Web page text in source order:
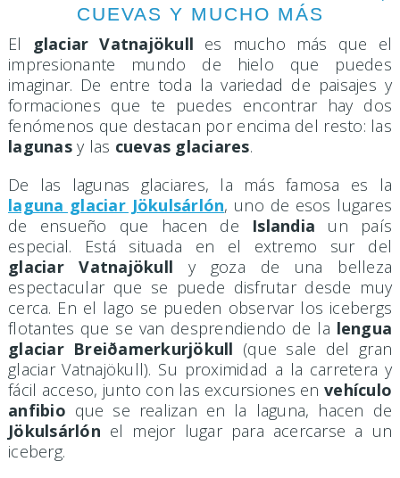
CUEVAS Y MUCHO MÁS
El glaciar Vatnajökull es mucho más que el
impresionante mundo de hielo que puedes
imaginar. De entre toda la variedad de paisajes y
formaciones que te puedes encontrar hay dos
fenómenos que destacan por encima del resto: las
lagunasy las cuevas glaciares.
De las lagunas glaciares, la más famosa es la
laguna glaciar Jökulsárlón, uno de esos lugares
de ensueño que hacen de Islandia un país
especial. Está situada en el extremo sur del
glaciar Vatnajökull y goza de una belleza
espectacular que se puede disfrutar desde muy
cerca. En el lago se pueden observar los icebergs
flotantes que se van desprendiendo de la lengua
glaciar Breiðamerkurjökull (que sale del gran
glaciar Vatnajökull). Su proximidad a la carretera y
fácil acceso, junto con las excursiones en vehículo
anfibio que se realizan en la laguna, hacen de
Jökulsárlón el mejor lugar para acercarse a un
iceberg.